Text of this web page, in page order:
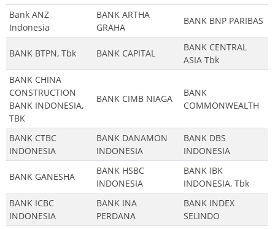
Bank ANZ
Indonesia
BANK ARTHA
GRAHA
BANK BNP PARIBAS
BANK BTPN, Tbk BANK CAPITAL
BANK CENTRAL
ASIA Tbk
BANK CHINA
CONSTRUCTION
BANK INDONESIA,
TBK
BANK CIMB NIAGA
BANK
COMMONWEALTH
BANK CTBC
INDONESIA
BANK DANAMON
INDONESIA
BANK DBS
INDONESIA
BANK GANESHA
BANK HSBC
INDONESIA
BANK IBK
INDONESIA, Tbk
BANK ICBC
INDONESIA
BANK INA
PERDANA
BANK INDEX
SELINDO